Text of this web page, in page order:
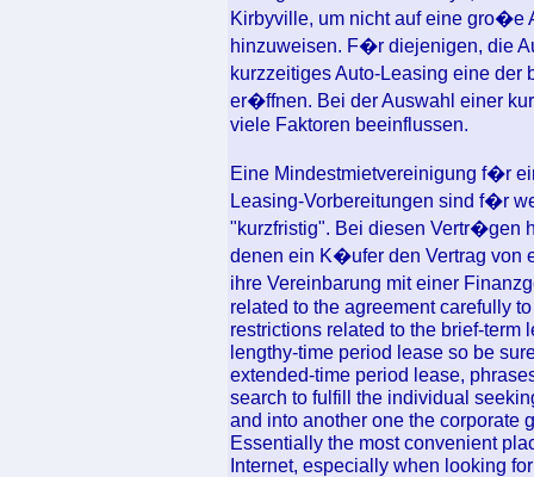
Kirbyville, um nicht auf eine
hinzuweisen. F�r diejenigen, die
kurzzeitiges Auto-Leasing eine
er�ffnen. Bei der Auswahl einer
viele Faktoren beeinflussen.
Eine Mindestmietvereinigung f�r
Leasing-Vorbereitungen sind f�r
"kurzfristig". Bei diesen Vertr�gen
denen ein K�ufer den Vertrag von
ihre Vereinbarung mit einer
related to the agreement carefully
restrictions related to the brief-term
lengthy-time period lease so be
extended-time period lease,
search to fulfill the individual
and into another one the corporate
Essentially the most convenient
Internet, especially when looking